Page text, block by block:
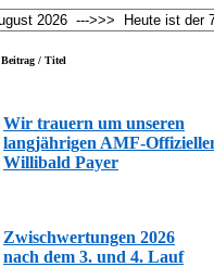
Beitrag / Titel
Wir trauern um unseren
langjährigen AMF-
Willibald Payer
Zwischwertungen 2026
nach dem 3. und 4. Lauf